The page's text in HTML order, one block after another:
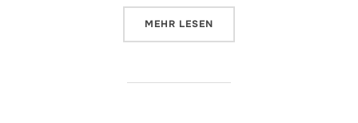
MEHR ÜBER „BLEIBT BIEBERTAL
LESEN